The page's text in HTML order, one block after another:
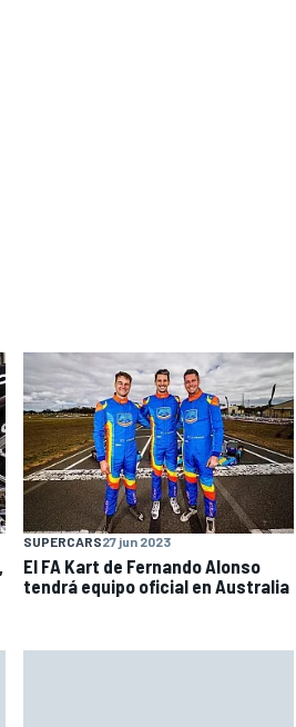
SUPERCARS27 jun 2023
El FA Kart de Fernando Alonso
tendrá equipo oficial en Australia